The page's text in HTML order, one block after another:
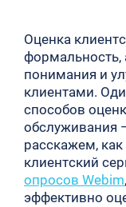
Оценка
понимания и
клиентами.
способов
обслуживания
расскажем,
клиентский
опросов Webim
эффективно